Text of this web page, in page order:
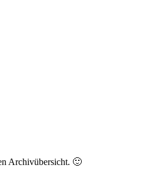
Archivübersicht. 🙂